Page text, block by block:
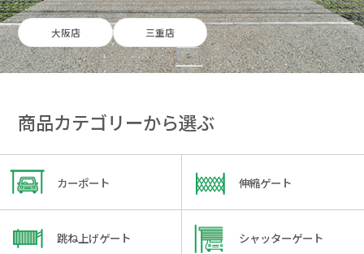
大阪店 三重店
商品カテゴリーから選ぶ
カーポート 伸縮ゲート
跳ね上げゲート シャッターゲート